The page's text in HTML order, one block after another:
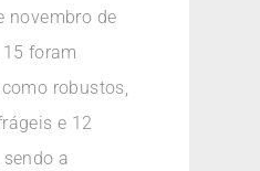
novembro de
foram
robustos,
e 12
a